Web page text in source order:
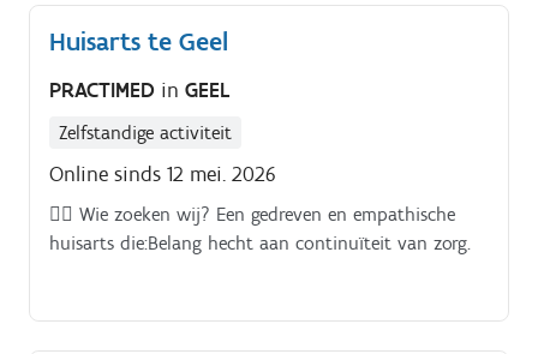
groep). Drempel verlagen voor cliënten naar
gespecialiseerde zorg Je staat mee in voor de
kortdurende trajecten Je doet dit op basis van
geactualiseerde kennis rond de doelgroep
begeleiding/behandeling kan zowel individueel als in
groepsverband plaatsvinden Je maakt deel uit van
onze multidisciplinaire werking Je volgt verslaggeving
Huisarts te Geel
PRACTIMED in GEEL
Zelfstandige activiteit
Online sinds 12 mei. 2026
👩‍⚕️ Wie zoeken wij? Een gedreven en empathische
huisarts die:Belang hecht aan continuïteit van zorg.